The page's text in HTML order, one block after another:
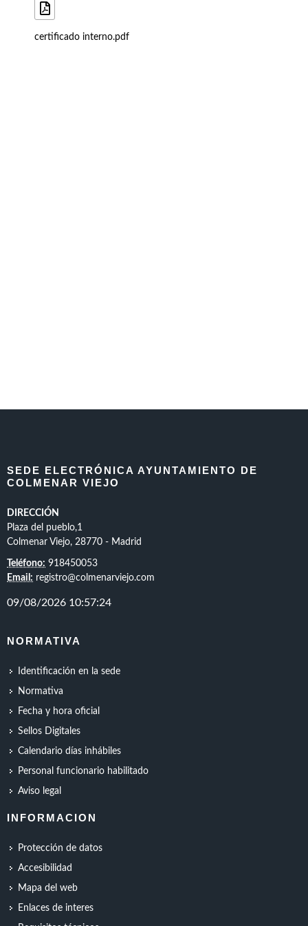
certificado interno.pdf
SEDE ELECTRÓNICA AYUNTAMIENTO DE
COLMENAR VIEJO
DIRECCIÓN
Plaza del pueblo,1
Colmenar Viejo, 28770 - Madrid
Teléfono: 918450053
Email: registro@colmenarviejo.com
NORMATIVA
Identificación en la sede
Normativa
Fecha y hora oficial
Sellos Digitales
Calendario días inhábiles
Personal funcionario habilitado
Aviso legal
INFORMACION
Protección de datos
Accesibilidad
Mapa del web
Enlaces de interes